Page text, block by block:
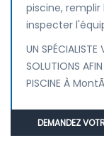
piscine,
inspecter
UN SPÉCIALISTE
SOLUTIONS
PISCINE À
DEMANDEZ